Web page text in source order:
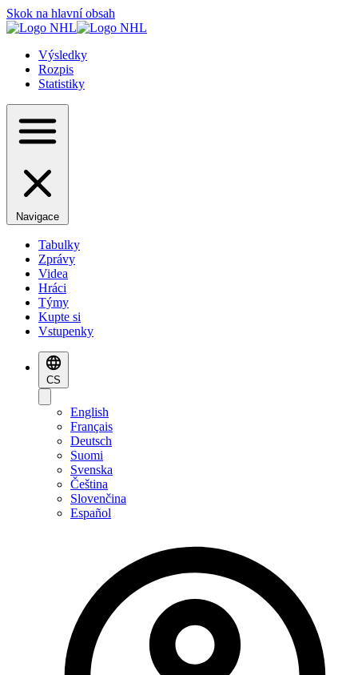
Skok na hlavní obsah
Výsledky
Rozpis
Statistiky
Navigace
Tabulky
Zprávy
Videa
Hráci
Týmy
Kupte si
Vstupenky
CS
English
Français
Deutsch
Suomi
Svenska
Čeština
Slovenčina
Español